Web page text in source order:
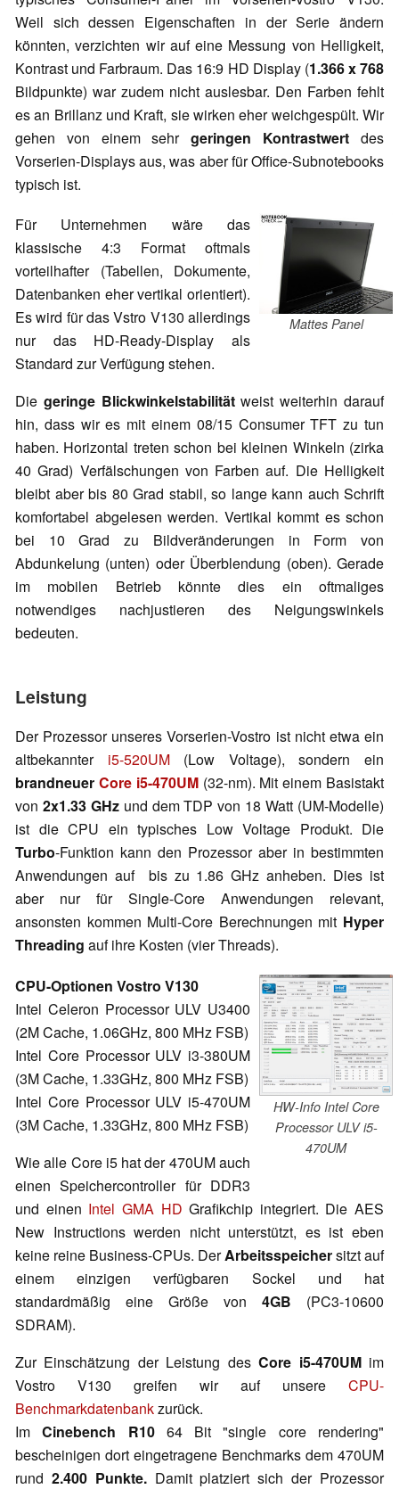
Weil sich dessen Eigenschaften in der Serie ändern
könnten, verzichten wir auf eine Messung von Helligkeit,
Kontrast und Farbraum. Das 16:9 HD Display (1.366 x 768
Bildpunkte) war zudem nicht auslesbar. Den Farben fehlt
es an Brillanz und Kraft, sie wirken eher weichgespült. Wir
gehen von einem sehrgeringen Kontrastwert des
Vorserien-Displays aus, was aber für Office-Subnotebooks
typisch ist.
Mattes Panel
Für Unternehmen wäre das
klassische 4:3 Format oftmals
vorteilhafter (Tabellen, Dokumente,
Datenbanken eher vertikal orientiert).
Es wird für das Vstro V130 allerdings
nur das HD-Ready-Display als
Standard zur Verfügung stehen.
Die geringe Blickwinkelstabilitätweist weiterhin darauf
hin, dass wir es mit einem 08/15 Consumer TFT zu tun
haben. Horizontal treten schon bei kleinen Winkeln (zirka
40 Grad) Verfälschungen von Farben auf. Die Helligkeit
bleibt aber bis 80 Grad stabil, so lange kann auch Schrift
komfortabel abgelesen werden. Vertikal kommt es schon
bei 10 Grad zu Bildveränderungen in Form von
Abdunkelung (unten) oder Überblendung (oben). Gerade
im mobilen Betrieb könnte dies ein oftmaliges
notwendiges nachjustieren des Neigungswinkels
bedeuten.
Leistung
Der Prozessor unseres Vorserien-Vostro ist nicht etwa ein
altbekannter i5-520UM(Low Voltage), sondern ein
brandneuer Core i5-470UM (32-nm). Mit einem Basistakt
von 2x1.33 GHzund dem TDP von 18 Watt (UM-Modelle)
ist die CPU ein typisches Low Voltage Produkt. Die
Turbo-Funktion kann den Prozessor aber in bestimmten
Anwendungen auf bis zu 1.86 GHz anheben. Dies ist
aber nur für Single-Core Anwendungen relevant,
ansonsten kommen Multi-Core Berechnungen mit Hyper
Threading auf ihre Kosten (vier Threads).
HW-Info Intel Core
Processor ULV i5-
470UM
CPU-Optionen Vostro V130
Intel Celeron Processor ULV U3400
(2M Cache, 1.06GHz, 800 MHz FSB)
Intel Core Processor ULV i3-380UM
(3M Cache, 1.33GHz, 800 MHz FSB)
Intel Core Processor ULV i5-470UM
(3M Cache, 1.33GHz, 800 MHz FSB)
Wie alle Core i5 hat der 470UM auch
einen Speichercontroller für DDR3
und einen Intel GMA HD Grafikchip integriert. Die AES
New Instructions werden nicht unterstützt, es ist eben
keine reine Business-CPUs. DerArbeitsspeichersitzt auf
einem einzigen verfügbaren Sockel und hat
standardmäßig eine Größe von 4GB (PC3-10600
SDRAM).
Zur Einschätzung der Leistung desCore i5-470UMim
Vostro V130 greifen wir auf unsere CPU-
Benchmarkdatenbankzurück.
ImCinebench R10 64 Bit "single core rendering"
bescheinigen dort eingetragene Benchmarks dem 470UM
rund 2.400 Punkte.Damit platziert sich der Prozessor